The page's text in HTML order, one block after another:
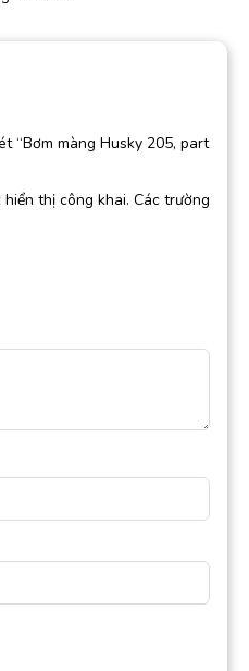
“Bơm màng Husky 205, part
thị công khai. Các trường